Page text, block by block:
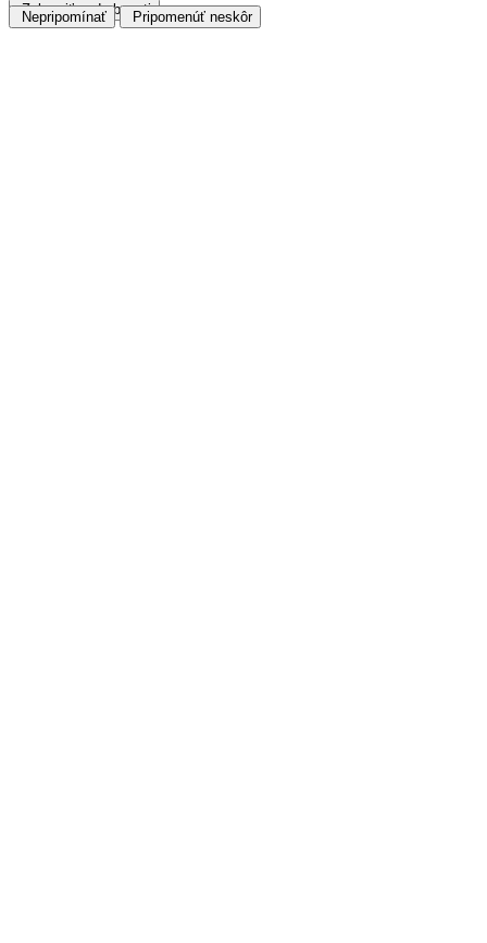
Zobraziť podrobnosti
Nepripomínať Pripomenúť neskôr